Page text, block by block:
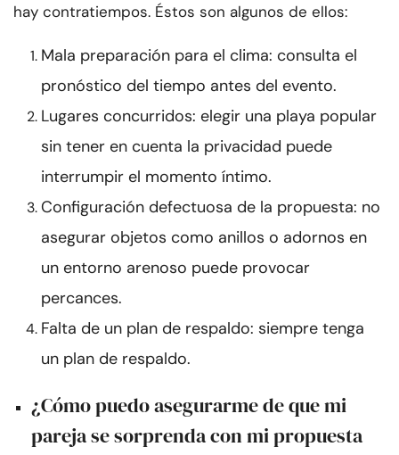
hay contratiempos. Éstos son algunos de ellos:
Mala preparación para el clima: consulta el
pronóstico del tiempo antes del evento.
Lugares concurridos: elegir una playa popular
sin tener en cuenta la privacidad puede
interrumpir el momento íntimo.
Configuración defectuosa de la propuesta: no
asegurar objetos como anillos o adornos en
un entorno arenoso puede provocar
percances.
Falta de un plan de respaldo: siempre tenga
un plan de respaldo.
¿Cómo puedo asegurarme de que mi
pareja se sorprenda con mi propuesta